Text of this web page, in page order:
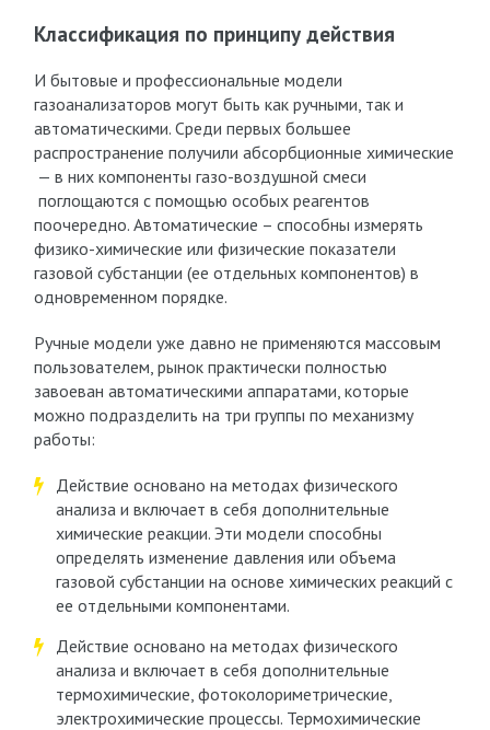
Классификация по принципу действия
И бытовые и профессиональные модели
газоанализаторов могут быть как ручными, так и
автоматическими. Среди первых большее
распространение получили абсорбционные химические
— в них компоненты газо-воздушной смеси
поглощаются с помощью особых реагентов
поочередно. Автоматические – способны измерять
физико-химические или физические показатели
газовой субстанции (ее отдельных компонентов) в
одновременном порядке.
Ручные модели уже давно не применяются массовым
пользователем, рынок практически полностью
завоеван автоматическими аппаратами, которые
можно подразделить на три группы по механизму
работы:
Действие основано на методах физического
анализа и включает в себя дополнительные
химические реакции. Эти модели способны
определять изменение давления или объема
газовой субстанции на основе химических реакций с
ее отдельными компонентами.
Действие основано на методах физического
анализа и включает в себя дополнительные
термохимические, фотоколориметрические,
электрохимические процессы. Термохимические